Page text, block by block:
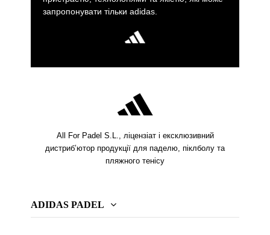
запропонувати тільки adidas.
All For Padel S.L., ліцензіат і ексклюзивний
дистриб’ютор продукції для паделю, піклболу та
пляжного тенісу
ADIDAS PADEL